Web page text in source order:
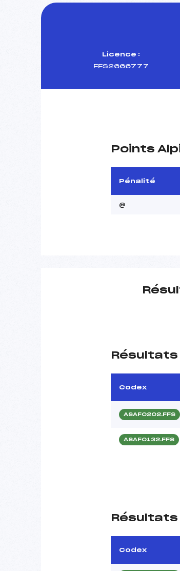
Licence :
FFS2666777
Points
Pénalité
@
Résultats
Codex
ASAF0202.FFS
ASAF0132.FFS
Résultats
Codex